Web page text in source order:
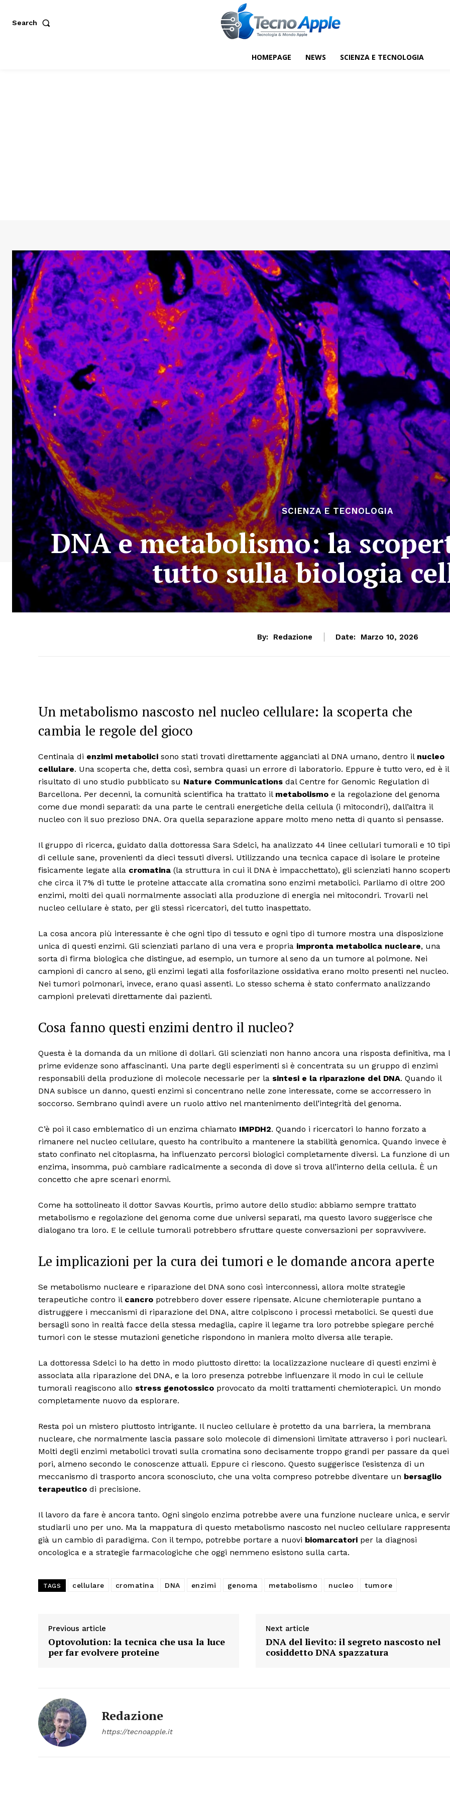
Search
HOMEPAGE NEWS SCIENZA E TECNOLOGIA
SCIENZA E TECNOLOGIA
DNA e metabolismo: la
tutto sulla biologia
By: Redazione Date: Marzo 10, 2026
Un metabolismo nascosto nel nucleo cellulare: la scoperta che
cambia le regole del gioco
Centinaia di enzimi metabolici sono stati trovati direttamente agganciati al DNA umano, dentro il nucleo
cellulare. Una scoperta che, detta così, sembra quasi un errore di laboratorio. Eppure è tutto vero, ed è il
risultato di uno studio pubblicato su Nature Communications dal Centre for Genomic Regulation di
Barcellona. Per decenni, la comunità scientifica ha trattato il metabolismo e la regolazione del genoma
come due mondi separati: da una parte le centrali energetiche della cellula (i mitocondri), dall’altra il
nucleo con il suo prezioso DNA. Ora quella separazione appare molto meno netta di quanto si pensasse.
Il gruppo di ricerca, guidato dalla dottoressa Sara Sdelci, ha analizzato 44 linee cellulari tumorali e 10 tipi
di cellule sane, provenienti da dieci tessuti diversi. Utilizzando una tecnica capace di isolare le proteine
fisicamente legate alla cromatina (la struttura in cui il DNA è impacchettato), gli scienziati hanno
che circa il 7% di tutte le proteine attaccate alla cromatina sono enzimi metabolici. Parliamo di oltre 200
enzimi, molti dei quali normalmente associati alla produzione di energia nei mitocondri. Trovarli nel
nucleo cellulare è stato, per gli stessi ricercatori, del tutto inaspettato.
La cosa ancora più interessante è che ogni tipo di tessuto e ogni tipo di tumore mostra una disposizione
unica di questi enzimi. Gli scienziati parlano di una vera e propria impronta metabolica nucleare, una
sorta di firma biologica che distingue, ad esempio, un tumore al seno da un tumore al polmone. Nei
campioni di cancro al seno, gli enzimi legati alla fosforilazione ossidativa erano molto presenti nel nucleo.
Nei tumori polmonari, invece, erano quasi assenti. Lo stesso schema è stato confermato analizzando
campioni prelevati direttamente dai pazienti.
Cosa fanno questi enzimi dentro il nucleo?
Questa è la domanda da un milione di dollari. Gli scienziati non hanno ancora una risposta definitiva, ma
prime evidenze sono affascinanti. Una parte degli esperimenti si è concentrata su un gruppo di enzimi
responsabili della produzione di molecole necessarie per la sintesi e la riparazione del DNA. Quando il
DNA subisce un danno, questi enzimi si concentrano nelle zone interessate, come se accorressero in
soccorso. Sembrano quindi avere un ruolo attivo nel mantenimento dell’integrità del genoma.
C’è poi il caso emblematico di un enzima chiamato IMPDH2. Quando i ricercatori lo hanno forzato a
rimanere nel nucleo cellulare, questo ha contribuito a mantenere la stabilità genomica. Quando invece è
stato confinato nel citoplasma, ha influenzato percorsi biologici completamente diversi. La funzione di un
enzima, insomma, può cambiare radicalmente a seconda di dove si trova all’interno della cellula. È un
concetto che apre scenari enormi.
Come ha sottolineato il dottor Savvas Kourtis, primo autore dello studio: abbiamo sempre trattato
metabolismo e regolazione del genoma come due universi separati, ma questo lavoro suggerisce che
dialogano tra loro. E le cellule tumorali potrebbero sfruttare queste conversazioni per sopravvivere.
Le implicazioni per la cura dei tumori e le domande ancora aperte
Se metabolismo nucleare e riparazione del DNA sono così interconnessi, allora molte strategie
terapeutiche contro il cancro potrebbero dover essere ripensate. Alcune chemioterapie puntano a
distruggere i meccanismi di riparazione del DNA, altre colpiscono i processi metabolici. Se questi due
bersagli sono in realtà facce della stessa medaglia, capire il legame tra loro potrebbe spiegare perché
tumori con le stesse mutazioni genetiche rispondono in maniera molto diversa alle terapie.
La dottoressa Sdelci lo ha detto in modo piuttosto diretto: la localizzazione nucleare di questi enzimi è
associata alla riparazione del DNA, e la loro presenza potrebbe influenzare il modo in cui le cellule
tumorali reagiscono allo stress genotossico provocato da molti trattamenti chemioterapici. Un mondo
completamente nuovo da esplorare.
Resta poi un mistero piuttosto intrigante. Il nucleo cellulare è protetto da una barriera, la membrana
nucleare, che normalmente lascia passare solo molecole di dimensioni limitate attraverso i pori nucleari.
Molti degli enzimi metabolici trovati sulla cromatina sono decisamente troppo grandi per passare da quei
pori, almeno secondo le conoscenze attuali. Eppure ci riescono. Questo suggerisce l’esistenza di un
meccanismo di trasporto ancora sconosciuto, che una volta compreso potrebbe diventare un bersaglio
terapeutico di precisione.
Il lavoro da fare è ancora tanto. Ogni singolo enzima potrebbe avere una funzione nucleare unica, e
studiarli uno per uno. Ma la mappatura di questo metabolismo nascosto nel nucleo cellulare
già un cambio di paradigma. Con il tempo, potrebbe portare a nuovi biomarcatori per la diagnosi
oncologica e a strategie farmacologiche che oggi nemmeno esistono sulla carta.
TAGS cellulare cromatina DNA enzimi genoma metabolismo nucleo tumore
Previous article
Optovolution: la tecnica che usa la luce
per far evolvere proteine
Next article
DNA del lievito: il segreto nascosto nel
cosiddetto DNA spazzatura
Redazione
https://tecnoapple.it